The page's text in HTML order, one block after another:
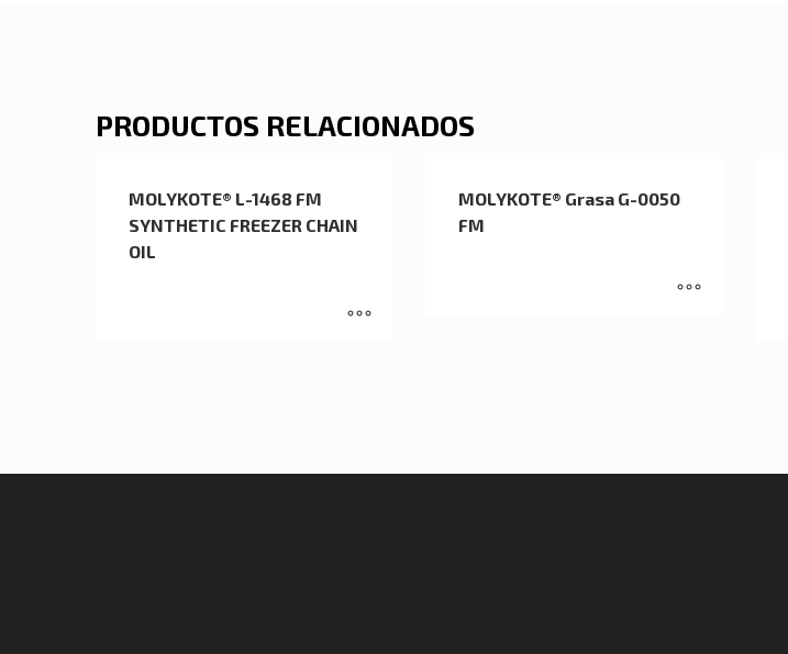
PRODUCTOS RELACIONADOS
MOLYKOTE® L-1468 FM
SYNTHETIC FREEZER CHAIN
OIL
MOLYKOTE® Grasa G-0050
FM